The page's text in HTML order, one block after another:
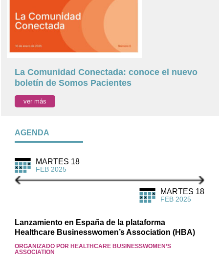
La Comunidad Conectada: conoce el nuevo
boletín de Somos Pacientes
ver más
AGENDA
MARTES 18
FEB 2025
MARTES 18
FEB 2025
Lanzamiento en España de la plataforma
Healthcare Businesswomen’s Association (HBA)
ORGANIZADO POR HEALTHCARE BUSINESSWOMEN’S
ASSOCIATION